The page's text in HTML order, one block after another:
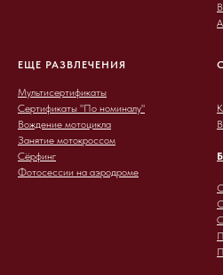
ЕЩЕ РАЗВЛЕЧЕНИЯ
Мультисертификаты
Сертификаты "По номиналу"
Вождение мотоцикла
Занятие мотокроссом
Сёрфинг
Фотосессии на аэродроме